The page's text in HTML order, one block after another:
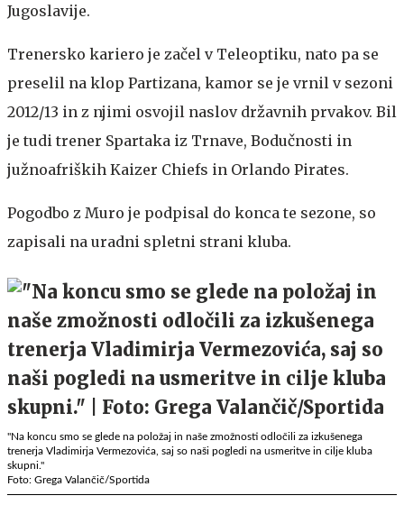
Jugoslavije.
Trenersko kariero je začel v Teleoptiku, nato pa se
preselil na klop Partizana, kamor se je vrnil v sezoni
2012/13 in z njimi osvojil naslov državnih prvakov. Bil
je tudi trener Spartaka iz Trnave, Bodučnosti in
južnoafriških Kaizer Chiefs in Orlando Pirates.
Pogodbo z Muro je podpisal do konca te sezone, so
zapisali na uradni spletni strani kluba.
"Na koncu smo se glede na položaj in naše zmožnosti odločili za izkušenega
trenerja Vladimirja Vermezovića, saj so naši pogledi na usmeritve in cilje kluba
skupni."
Foto: Grega Valančič/Sportida